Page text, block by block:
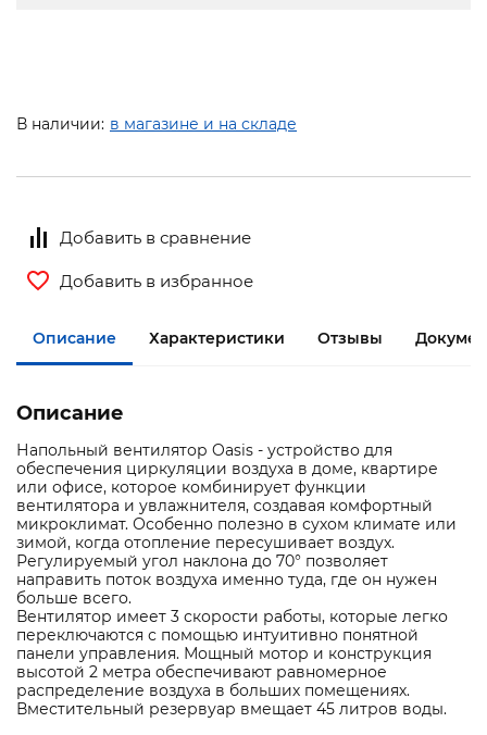
В наличии: в магазине и на складе
Добавить в сравнение
Добавить в избранное
Описание Характеристики Отзывы
Описание
Напольный вентилятор Oasis - устройство для
обеспечения циркуляции воздуха в доме, квартире
или офисе, которое комбинирует функции
вентилятора и увлажнителя, создавая комфортный
микроклимат. Особенно полезно в сухом климате или
зимой, когда отопление пересушивает воздух.
Регулируемый угол наклона до 70° позволяет
направить поток воздуха именно туда, где он нужен
больше всего.
Вентилятор имеет 3 скорости работы, которые легко
переключаются с помощью интуитивно понятной
панели управления. Мощный мотор и конструкция
высотой 2 метра обеспечивают равномерное
распределение воздуха в больших помещениях.
Вместительный резервуар вмещает 45 литров воды.